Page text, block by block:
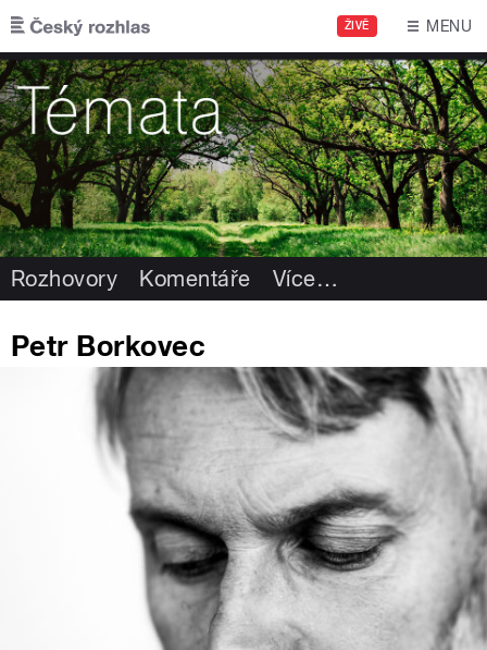
Přejít k hlavnímu obsahu
ŽIVĚ MENU
Rozhovory Komentáře Více…
Petr Borkovec